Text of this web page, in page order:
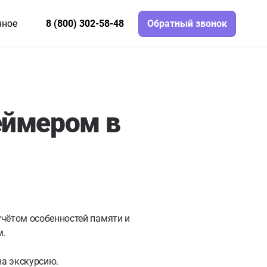
8 (800) 302-58-48 Обратный звонок
в
особенностей памяти и
экскурсию.